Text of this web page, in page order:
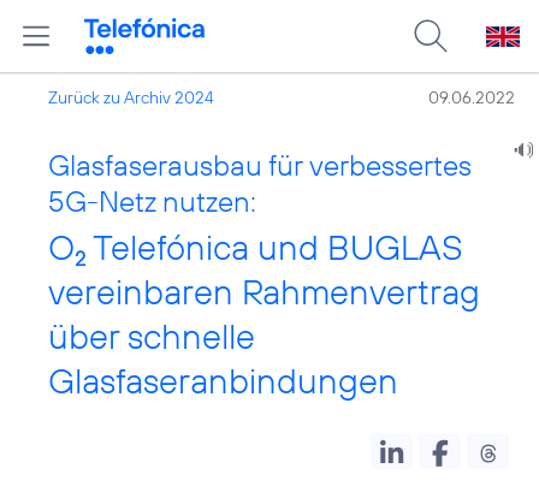
Zurück zu Archiv 2024 09.06.2022
Glasfaserausbau für verbessertes
5G-Netz nutzen:
O2 Telefónica und BUGLAS
vereinbaren Rahmenvertrag
über schnelle
Glasfaseranbindungen